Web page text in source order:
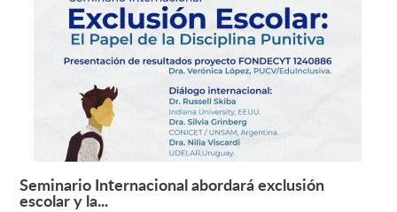
Leer más +
Seminario Internacional abordará exclusión
escolar y la...